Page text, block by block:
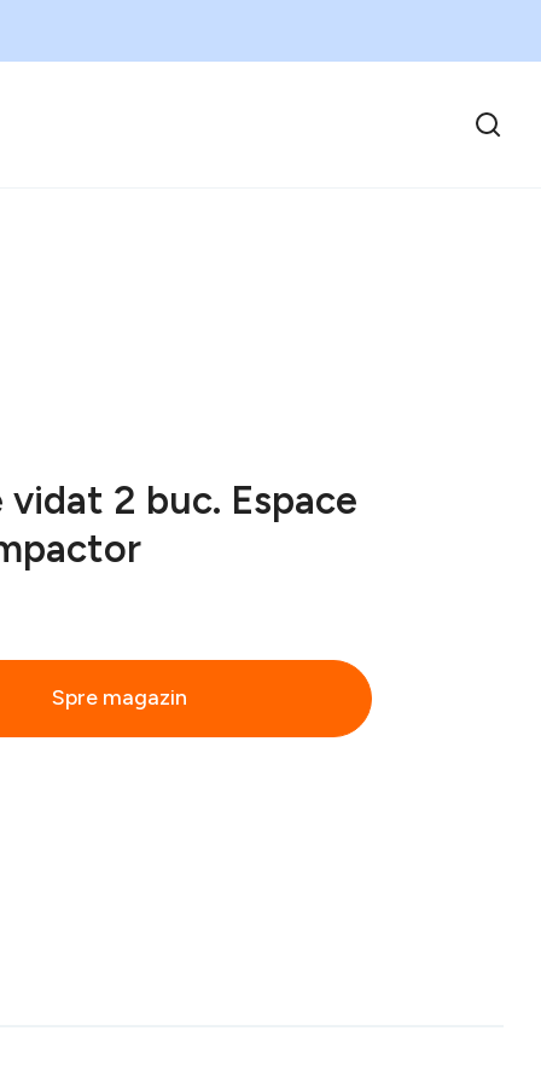
vidat 2 buc. Espace
Spre magazin